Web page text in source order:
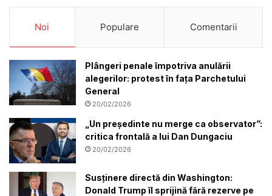
Noi Populare Comentarii
Plângeri penale împotriva anulării
alegerilor: protest în fața Parchetului
General
20/02/2026
„Un președinte nu merge ca observator”:
critica frontală a lui Dan Dungaciu
20/02/2026
Susținere directă din Washington:
Donald Trump îl sprijină fără rezerve pe